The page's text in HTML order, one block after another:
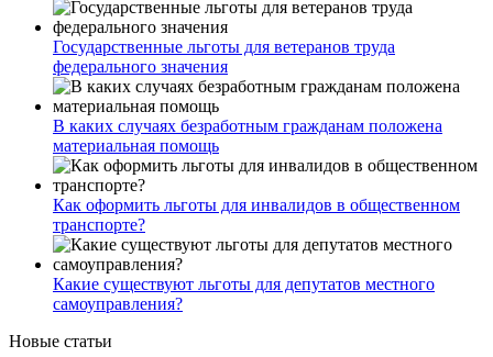
Государственные льготы для ветеранов труда
федерального значения
В каких случаях безработным гражданам положена
материальная помощь
Как оформить льготы для инвалидов в общественном
транспорте?
Какие существуют льготы для депутатов местного
самоуправления?
Новые статьи